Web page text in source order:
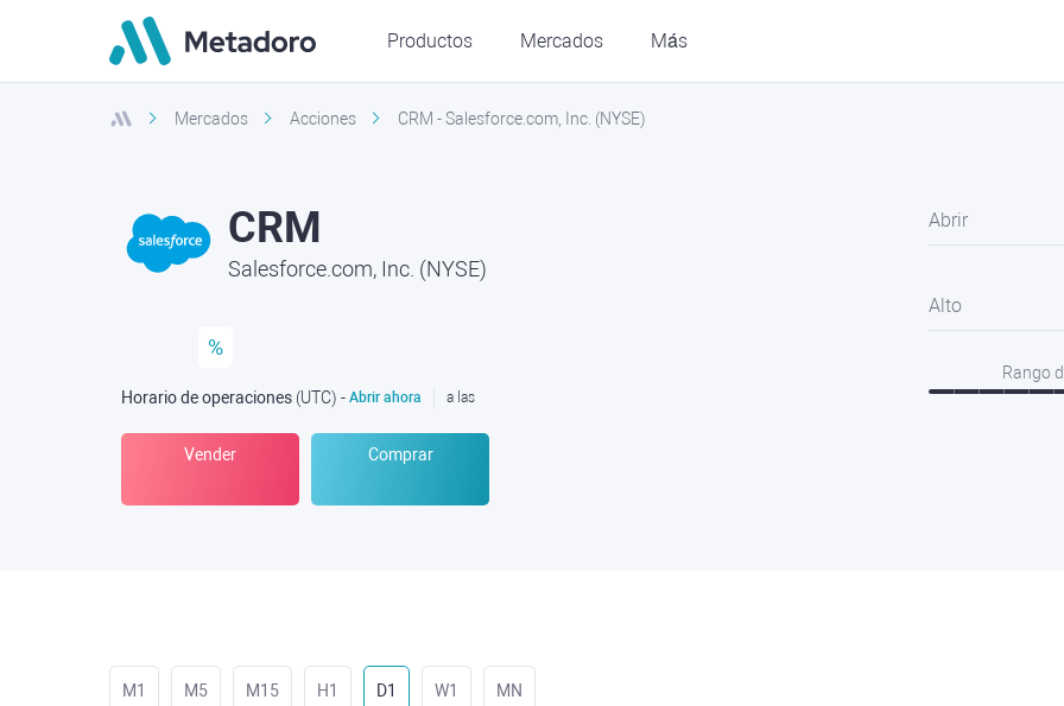
Productos Mercados Más
Mercados Acciones CRM - Salesforce.com, Inc. (NYSE)
CRM
Salesforce.com, Inc. (NYSE)
%
Horario de operaciones (UTC) - Abrir ahora a las
Vender Comprar
Abrir
Alto
Rango
M1 M5 M15 H1 D1 W1 MN